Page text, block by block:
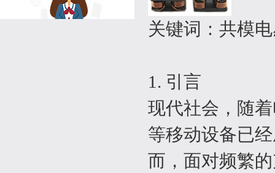
关键词：共模
1. 引言
现代社会，随
等移动设备已
而，面对频繁